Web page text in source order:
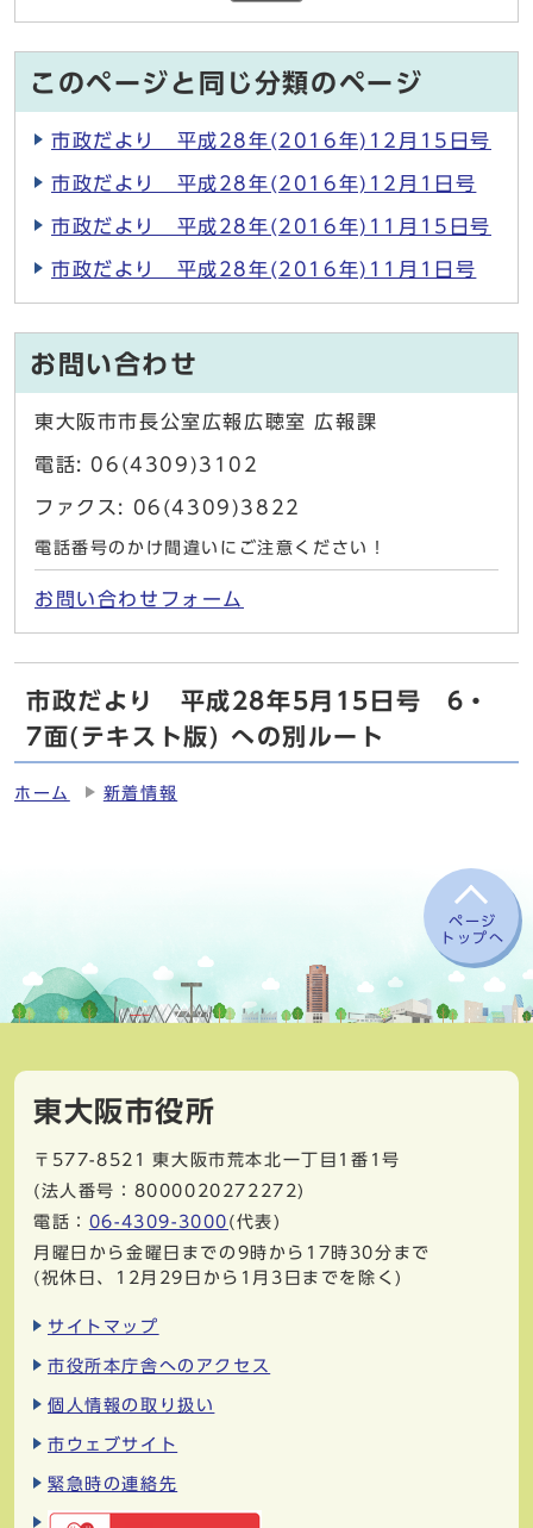
このページと同じ分類のページ
市政だより 平成28年(2016年)12月15日号
市政だより 平成28年(2016年)12月1日号
市政だより 平成28年(2016年)11月15日号
市政だより 平成28年(2016年)11月1日号
お問い合わせ
東大阪市市長公室広報広聴室 広報課
電話: 06(4309)3102
ファクス: 06(4309)3822
電話番号のかけ間違いにご注意ください！
お問い合わせフォーム
市政だより 平成28年5月15日号 6・
7面(テキスト版) への別ルート
ホーム 新着情報
ページ
トップへ
東大阪市役所
〒577-8521
東大阪市荒本北一丁目1番1号
(法人番号：8000020272272)
電話： 06-4309-3000 (代表)
月曜日から金曜日までの9時から17時30分まで
(祝休日、12月29日から1月3日までを除く)
サイトマップ
市役所本庁舎へのアクセス
個人情報の取り扱い
市ウェブサイト
緊急時の連絡先